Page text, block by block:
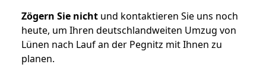
Zögern Sie nicht und kontaktieren Sie uns noch
heute, um Ihren deutschlandweiten Umzug von
Lünen nach Lauf an der Pegnitz mit Ihnen zu
planen.